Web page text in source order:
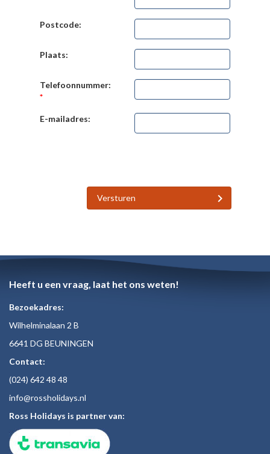
Postcode:
Plaats:
Telefoonnummer:
*
E-mailadres:
Versturen
Heeft u een vraag, laat het ons weten!
Bezoekadres:
Wilhelminalaan 2 B
6641 DG BEUNINGEN
Contact:
(024) 642 48 48
info@rossholidays.nl
Ross Holidays is partner van: